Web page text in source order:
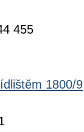
455
1800/9